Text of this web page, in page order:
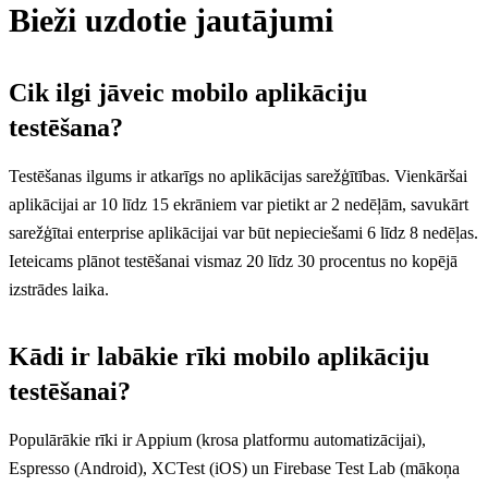
Bieži uzdotie jautājumi
Cik ilgi jāveic mobilo aplikāciju
testēšana?
Testēšanas ilgums ir atkarīgs no aplikācijas sarežģītības. Vienkāršai
aplikācijai ar 10 līdz 15 ekrāniem var pietikt ar 2 nedēļām, savukārt
sarežģītai enterprise aplikācijai var būt nepieciešami 6 līdz 8 nedēļas.
Ieteicams plānot testēšanai vismaz 20 līdz 30 procentus no kopējā
izstrādes laika.
Kādi ir labākie rīki mobilo aplikāciju
testēšanai?
Populārākie rīki ir Appium (krosa platformu automatizācijai),
Espresso (Android), XCTest (iOS) un Firebase Test Lab (mākoņa